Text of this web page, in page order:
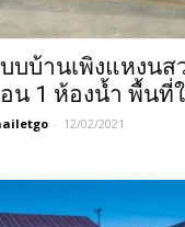
บบ้านเพิงแหงนส
น 1 ห้องน้ำ พื้นที่
- 12/02/2021